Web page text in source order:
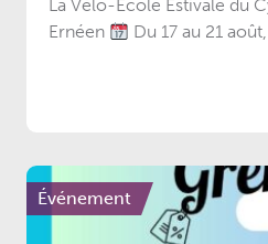
La Vélo-École Estivale du
Ernéen
Du 17 au 21
Événement